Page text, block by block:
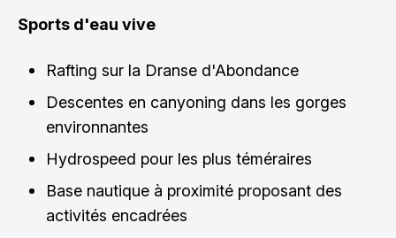
Sports d'eau vive
Rafting sur la Dranse d'Abondance
Descentes en canyoning dans les gorges
environnantes
Hydrospeed pour les plus téméraires
Base nautique à proximité proposant des
activités encadrées